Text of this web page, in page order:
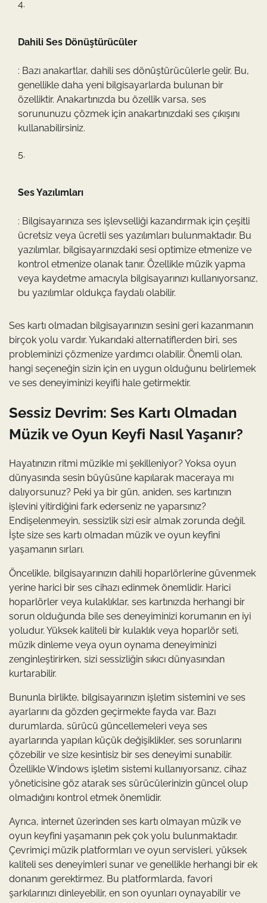
Dahili Ses Dönüştürücüler
: Bazı anakartlar, dahili ses dönüştürücülerle gelir. Bu,
genellikle daha yeni bilgisayarlarda bulunan bir
özelliktir. Anakartınızda bu özellik varsa, ses
sorununuzu çözmek için anakartınızdaki ses çıkışını
kullanabilirsiniz.
Ses Yazılımları
: Bilgisayarınıza ses işlevselliği kazandırmak için çeşitli
ücretsiz veya ücretli ses yazılımları bulunmaktadır. Bu
yazılımlar, bilgisayarınızdaki sesi optimize etmenize ve
kontrol etmenize olanak tanır. Özellikle müzik yapma
veya kaydetme amacıyla bilgisayarınızı kullanıyorsanız,
bu yazılımlar oldukça faydalı olabilir.
Ses kartı olmadan bilgisayarınızın sesini geri kazanmanın
birçok yolu vardır. Yukarıdaki alternatiflerden biri, ses
probleminizi çözmenize yardımcı olabilir. Önemli olan,
hangi seçeneğin sizin için en uygun olduğunu belirlemek
ve ses deneyiminizi keyifli hale getirmektir.
Sessiz Devrim: Ses Kartı Olmadan
Müzik ve Oyun Keyfi Nasıl Yaşanır?
Hayatınızın ritmi müzikle mi şekilleniyor? Yoksa oyun
dünyasında sesin büyüsüne kapılarak maceraya mı
dalıyorsunuz? Peki ya bir gün, aniden, ses kartınızın
işlevini yitirdiğini fark ederseniz ne yaparsınız?
Endişelenmeyin, sessizlik sizi esir almak zorunda değil.
İşte size ses kartı olmadan müzik ve oyun keyfini
yaşamanın sırları.
Öncelikle, bilgisayarınızın dahili hoparlörlerine güvenmek
yerine harici bir ses cihazı edinmek önemlidir. Harici
hoparlörler veya kulaklıklar, ses kartınızda herhangi bir
sorun olduğunda bile ses deneyiminizi korumanın en iyi
yoludur. Yüksek kaliteli bir kulaklık veya hoparlör seti,
müzik dinleme veya oyun oynama deneyiminizi
zenginleştirirken, sizi sessizliğin sıkıcı dünyasından
kurtarabilir.
Bununla birlikte, bilgisayarınızın işletim sistemini ve ses
ayarlarını da gözden geçirmekte fayda var. Bazı
durumlarda, sürücü güncellemeleri veya ses
ayarlarında yapılan küçük değişiklikler, ses sorunlarını
çözebilir ve size kesintisiz bir ses deneyimi sunabilir.
Özellikle Windows işletim sistemi kullanıyorsanız, cihaz
yöneticisine göz atarak ses sürücülerinizin güncel olup
olmadığını kontrol etmek önemlidir.
Ayrıca, internet üzerinden ses kartı olmayan müzik ve
oyun keyfini yaşamanın pek çok yolu bulunmaktadır.
Çevrimiçi müzik platformları ve oyun servisleri, yüksek
kaliteli ses deneyimleri sunar ve genellikle herhangi bir ek
donanım gerektirmez. Bu platformlarda, favori
şarkılarınızı dinleyebilir, en son oyunları oynayabilir ve